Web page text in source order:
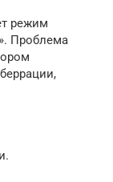
режим
Проблема